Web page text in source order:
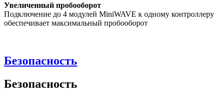
Увеличенный пробооборот
Подключение до 4 модулей MiniWAVE к одному контроллеру
обеспечивает максимальный пробооборот
Безопасность
Безопасность